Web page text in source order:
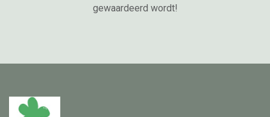
gewaardeerd wordt!